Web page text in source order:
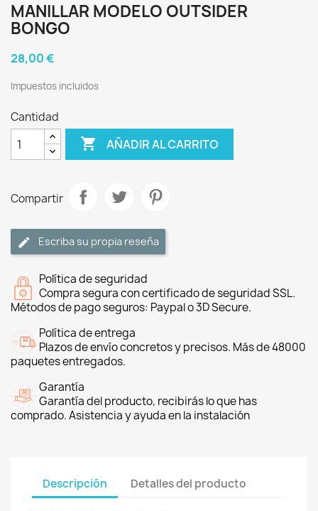
MANILLAR MODELO OUTSIDER
BONGO
28,00 €
Impuestos incluidos
Cantidad
 AÑADIR AL CARRITO
Compartir
Escriba su propia reseña
Política de seguridad
Compra segura con certificado de seguridad SSL.
Métodos de pago seguros: Paypal o 3D Secure.
Política de entrega
Plazos de envío concretos y precisos. Más de 48000
paquetes entregados.
Garantía
Garantía del producto, recibirás lo que has
comprado. Asistencia y ayuda en la instalación
Descripción Detalles del producto